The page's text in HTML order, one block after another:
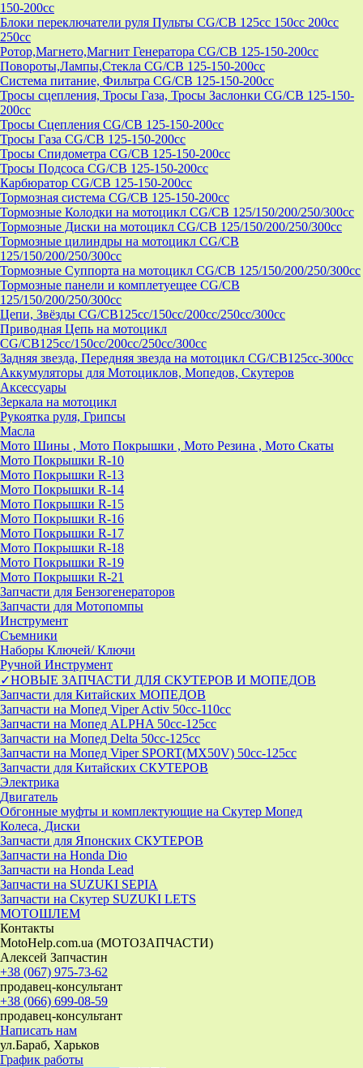
150-200cc
Блоки переключатели руля Пульты CG/CB 125cc 150cc 200cc
250cc
Ротор,Магнето,Магнит Генератора CG/CB 125-150-200cc
Повороты,Лампы,Стекла CG/CB 125-150-200cc
Система питание, Фильтра CG/CB 125-150-200cc
Тросы сцепления, Тросы Газа, Тросы Заслонки CG/CB 125-150-
200cc
Тросы Сцепления CG/CB 125-150-200cc
Тросы Газа CG/CB 125-150-200cc
Тросы Спидометра CG/CB 125-150-200cc
Тросы Подсоса CG/CB 125-150-200cc
Карбюратор CG/CB 125-150-200cc
Тормозная система CG/CB 125-150-200cc
Тормозные Колодки на мотоцикл CG/CB 125/150/200/250/300cc
Тормозные Диски на мотоцикл CG/CB 125/150/200/250/300cc
Тормозные цилиндры на мотоцикл CG/CB
125/150/200/250/300cc
Тормозные Суппорта на мотоцикл CG/CB 125/150/200/250/300cc
Тормозные панели и комплетуещее CG/CB
125/150/200/250/300cc
Цепи, Звёзды CG/CB125cc/150cc/200cc/250cc/300cc
Приводная Цепь на мотоцикл
CG/CB125cc/150cc/200cc/250cc/300cc
Задняя звезда, Передняя звезда на мотоцикл CG/CB125cc-300сс
Аккумуляторы для Мотоциклов, Мопедов, Скутеров
Аксессуары
Зеркала на мотоцикл
Рукоятка руля, Грипсы
Масла
Мото Шины , Мото Покрышки , Мото Резина , Мото Скаты
Мото Покрышки R-10
Мото Покрышки R-13
Мото Покрышки R-14
Мото Покрышки R-15
Мото Покрышки R-16
Мото Покрышки R-17
Мото Покрышки R-18
Мото Покрышки R-19
Мото Покрышки R-21
Запчасти для Бензогенераторов
Запчасти для Мотопомпы
Инструмент
Съемники
Наборы Ключей/ Ключи
Ручной Инструмент
✓НОВЫЕ ЗАПЧАСТИ ДЛЯ СКУТЕРОВ И МОПЕДОВ
Запчасти для Китайских МОПЕДОВ
Запчасти на Мопед Viper Activ 50cc-110cc
Запчасти на Мопед ALPHA 50cc-125cc
Запчасти на Мопед Delta 50cc-125cc
Запчасти на Мопед Viper SPORT(MX50V) 50cc-125cc
Запчасти для Китайских СКУТЕРОВ
Электрика
Двигатель
Обгонные муфты и комплектующие на Скутер Мопед
Колеса, Диски
Запчасти для Японских СКУТЕРОВ
Запчасти на Honda Dio
Запчасти на Honda Lead
Запчасти на SUZUKI SEPIA
Запчасти на Скутер SUZUKI LETS
МОТОШЛЕМ
Контакты
MotoHelp.com.ua (МОТОЗАПЧАСТИ)
Алексей Запчастин
+38 (067) 975-73-62
продавец-консультант
+38 (066) 699-08-59
продавец-консультант
Написать нам
ул.Бараб, Харьков
График работы